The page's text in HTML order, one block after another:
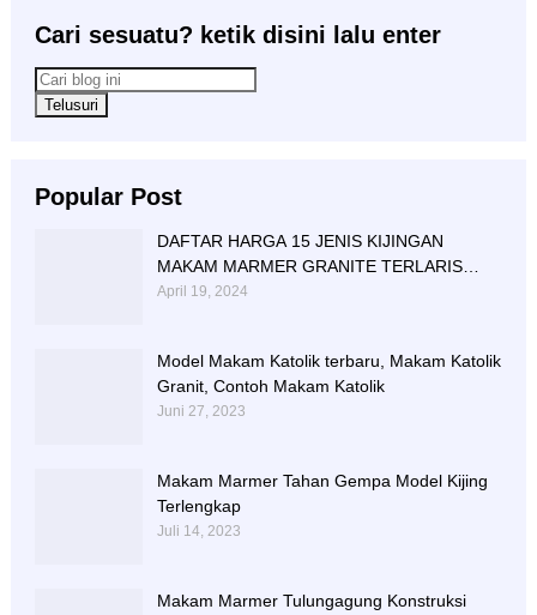
Cari sesuatu? ketik disini lalu enter
Popular Post
DAFTAR HARGA 15 JENIS KIJINGAN
MAKAM MARMER GRANITE TERLARIS
BERIKUT NISAN NYA
April 19, 2024
Model Makam Katolik terbaru, Makam Katolik
Granit, Contoh Makam Katolik
Juni 27, 2023
Makam Marmer Tahan Gempa Model Kijing
Terlengkap
Juli 14, 2023
Makam Marmer Tulungagung Konstruksi